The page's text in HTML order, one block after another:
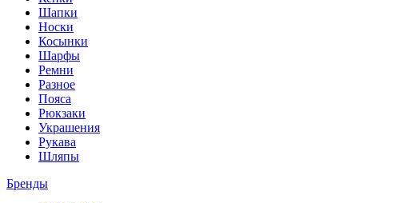
Шапки
Носки
Косынки
Шарфы
Ремни
Разное
Пояса
Рюкзаки
Украшения
Рукава
Шляпы
Бренды